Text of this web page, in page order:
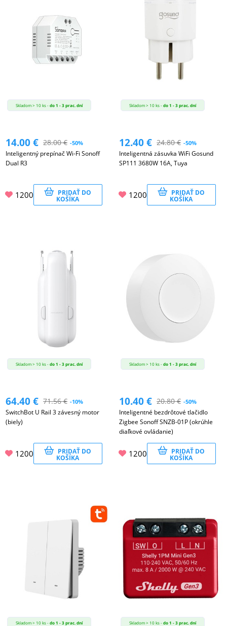
Skladom > 10 ks -do 1 - 3 prac. dní
14.00€ 28.00€ -50%
Inteligentný prepínač Wi-Fi Sonoff
Dual R3
1200 PRIDAŤ DO
KOŠÍKA
Skladom > 10 ks -do 1 - 3 prac. dní
12.40€ 24.80€ -50%
Inteligentná zásuvka WiFi Gosund
SP111 3680W 16A, Tuya
1200 PRIDAŤ DO
KOŠÍKA
Skladom > 10 ks -do 1 - 3 prac. dní
64.40€ 71.56€ -10%
SwitchBot U Rail 3 závesný motor
(biely)
1200 PRIDAŤ DO
KOŠÍKA
Skladom > 10 ks -do 1 - 3 prac. dní
10.40€ 20.80€ -50%
Inteligentné bezdrôtové tlačidlo
Zigbee Sonoff SNZB-01P (okrúhle
diaľkové ovládanie)
1200 PRIDAŤ DO
KOŠÍKA
Skladom > 10 ks -do 1 - 3 prac. dní Skladom > 10 ks -do 1 - 3 prac. dní